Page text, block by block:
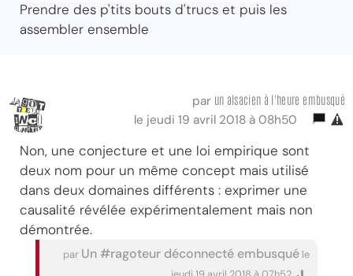
Prendre des p'tits bouts d'trucs et puis les
assembler ensemble
par un alsacien à l'heure embusqué
le jeudi 19 avril 2018 à 08h50
Non, une conjecture et une loi empirique sont
deux nom pour un même concept mais utilisé
dans deux domaines différents : exprimer une
causalité révélée expérimentalement mais non
démontrée.
par Un #ragoteur déconnecté embusqué le